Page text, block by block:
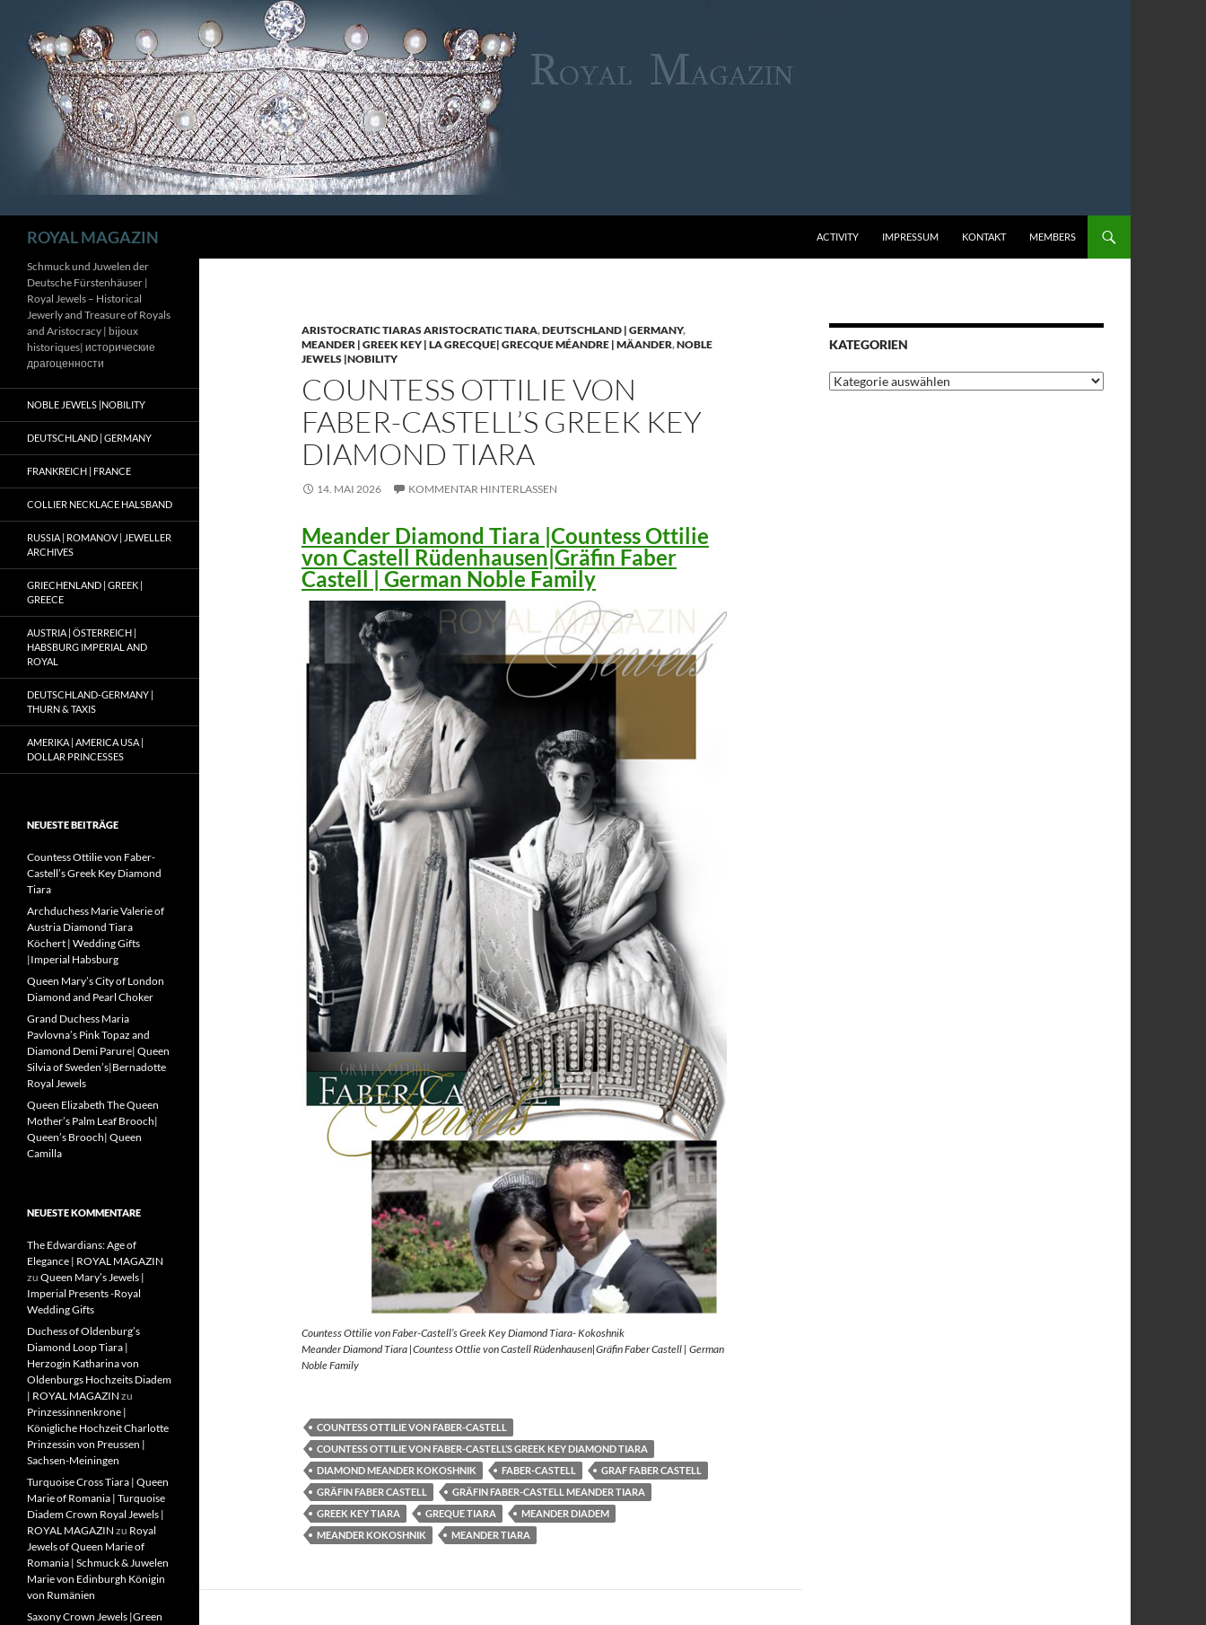
Inhalt
springen
ROYAL MAGAZIN ACTIVITY IMPRESSUM KONTAKT MEMBERS
ARISTOCRATIC TIARAS ARISTOCRATIC TIARA,DEUTSCHLAND | GERMANY,
MEANDER | GREEK KEY | LA GRECQUE| GRECQUE MÉANDRE | MÄANDER,NOBLE
JEWELS |NOBILITY
COUNTESS OTTILIE VON
FABER-CASTELL’S GREEK KEY
DIAMOND TIARA
14. MAI 2026 KOMMENTAR HINTERLASSEN
Meander Diamond Tiara |Countess Ottilie
von Castell Rüdenhausen|Gräfin Faber
Castell | German Noble Family
Countess Ottilie von Faber-Castell’s Greek Key Diamond Tiara- Kokoshnik
Meander Diamond Tiara |Countess Ottlie von Castell Rüdenhausen|Gräfin Faber Castell | German
Noble Family
COUNTESS OTTILIE VON FABER-CASTELL
COUNTESS OTTILIE VON FABER-CASTELL’S GREEK KEY DIAMOND TIARA
DIAMOND MEANDER KOKOSHNIK
FABER-CASTELL
GRAF FABER CASTELL
GRÄFIN FABER CASTELL
GRÄFIN FABER-CASTELL MEANDER TIARA
GREEK KEY TIARA
GREQUE TIARA
MEANDER DIADEM
MEANDER KOKOSHNIK
MEANDER TIARA
KATEGORIEN
Kategorien
Schmuck und Juwelen der
Deutsche Fürstenhäuser |
Royal Jewels – Historical
Jewerly and Treasure of Royals
and Aristocracy | bijoux
historiques| исторические
драгоценности
NOBLE JEWELS |NOBILITY
DEUTSCHLAND | GERMANY
FRANKREICH | FRANCE
COLLIER NECKLACE HALSBAND
RUSSIA | ROMANOV | JEWELLER
ARCHIVES
GRIECHENLAND | GREEK |
GREECE
AUSTRIA | ÖSTERREICH |
HABSBURG IMPERIAL AND
ROYAL
DEUTSCHLAND-GERMANY |
THURN & TAXIS
AMERIKA | AMERICA USA |
DOLLAR PRINCESSES
NEUESTE BEITRÄGE
Countess Ottilie von Faber-
Castell’s Greek Key Diamond
Tiara
Archduchess Marie Valerie of
Austria Diamond Tiara
Köchert | Wedding Gifts
|Imperial Habsburg
Queen Mary’s City of London
Diamond and Pearl Choker
Grand Duchess Maria
Pavlovna’s Pink Topaz and
Diamond Demi Parure| Queen
Silvia of Sweden’s|Bernadotte
Royal Jewels
Queen Elizabeth The Queen
Mother’s Palm Leaf Brooch|
Queen’s Brooch| Queen
Camilla
NEUESTE KOMMENTARE
The Edwardians: Age of
Elegance | ROYAL MAGAZIN
zu Queen Mary’s Jewels |
Imperial Presents -Royal
Wedding Gifts
Duchess of Oldenburg’s
Diamond Loop Tiara |
Herzogin Katharina von
Oldenburgs Hochzeits Diadem
| ROYAL MAGAZIN zu
Prinzessinnenkrone |
Königliche Hochzeit Charlotte
Prinzessin von Preussen |
Sachsen-Meiningen
Turquoise Cross Tiara | Queen
Marie of Romania | Turquoise
Diadem Crown Royal Jewels |
ROYAL MAGAZIN zu Royal
Jewels of Queen Marie of
Romania | Schmuck & Juwelen
Marie von Edinburgh Königin
von Rumänien
Saxony Crown Jewels |Green